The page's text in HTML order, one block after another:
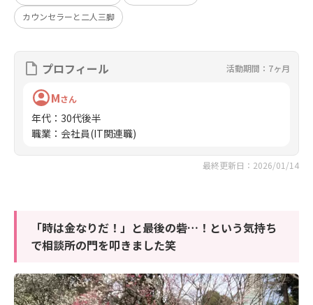
カウンセラーと二人三脚
プロフィール 活動期間：7ヶ月
Mさん
年代 ： 30代後半
職業 ： 会社員(IT関連職)
最終更新日：2026/01/14
「時は金なりだ！」と最後の砦…！という気持ち
で相談所の門を叩きました笑